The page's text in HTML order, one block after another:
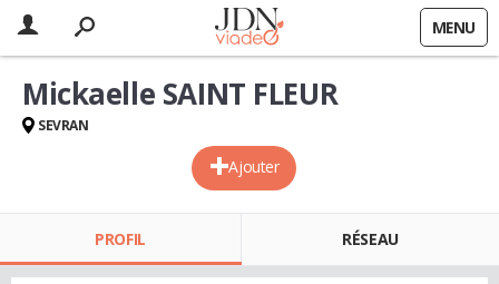
MENU
Ajouter
Mickaelle SAINT FLEUR
SEVRAN
PROFIL RÉSEAU